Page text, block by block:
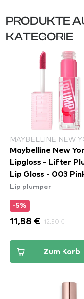
PRODUKTE
KATEGORIE
MAYBELLINE NEW
Maybelline New
Lipgloss - Lifter
Lip Gloss - 003
Sting
Lip plumper
-5%
11,88 € 12,50 €
Zum Korb